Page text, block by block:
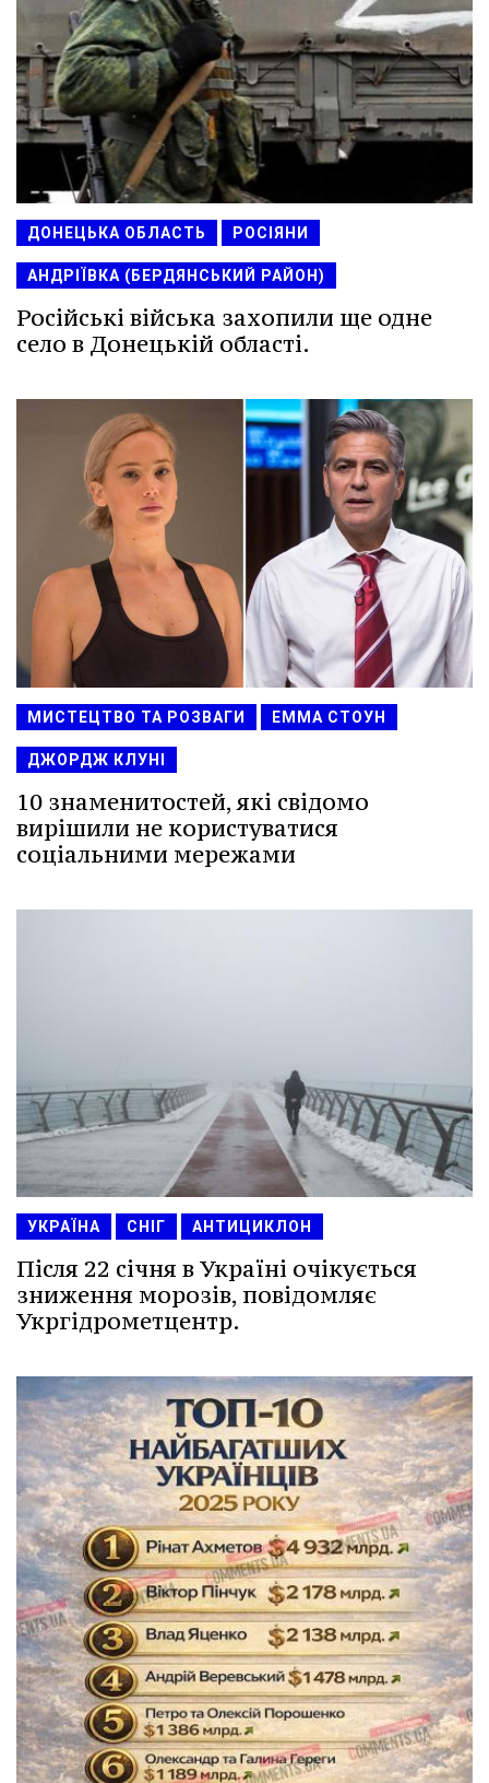
ДОНЕЦЬКА ОБЛАСТЬ РОСІЯНИ
АНДРІЇВКА (БЕРДЯНСЬКИЙ РАЙОН)
Російські війська захопили ще одне
село в Донецькій області.
МИСТЕЦТВО ТА РОЗВАГИ ЕММА СТОУН
ДЖОРДЖ КЛУНІ
10 знаменитостей, які свідомо
вирішили не користуватися
соціальними мережами
УКРАЇНА СНІГ АНТИЦИКЛОН
Після 22 січня в Україні очікується
зниження морозів, повідомляє
Укргідрометцентр.